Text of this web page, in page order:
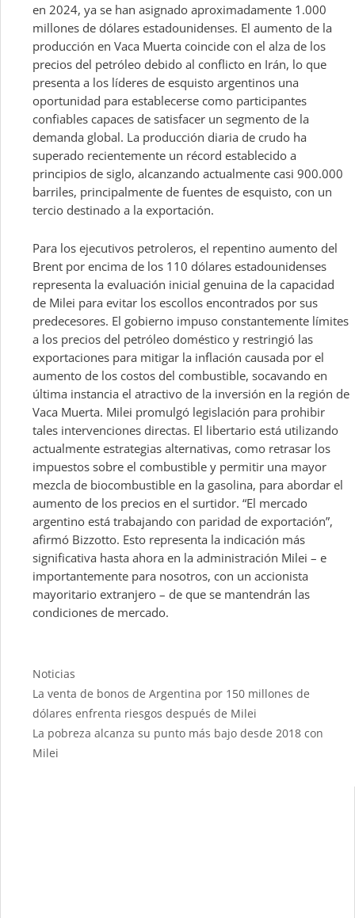
en 2024, ya se han asignado aproximadamente 1.000
millones de dólares estadounidenses. El aumento de la
producción en Vaca Muerta coincide con el alza de los
precios del petróleo debido al conflicto en Irán, lo que
presenta a los líderes de esquisto argentinos una
oportunidad para establecerse como participantes
confiables capaces de satisfacer un segmento de la
demanda global. La producción diaria de crudo ha
superado recientemente un récord establecido a
principios de siglo, alcanzando actualmente casi 900.000
barriles, principalmente de fuentes de esquisto, con un
tercio destinado a la exportación.
Para los ejecutivos petroleros, el repentino aumento del
Brent por encima de los 110 dólares estadounidenses
representa la evaluación inicial genuina de la capacidad
de Milei para evitar los escollos encontrados por sus
predecesores. El gobierno impuso constantemente límites
a los precios del petróleo doméstico y restringió las
exportaciones para mitigar la inflación causada por el
aumento de los costos del combustible, socavando en
última instancia el atractivo de la inversión en la región de
Vaca Muerta. Milei promulgó legislación para prohibir
tales intervenciones directas. El libertario está utilizando
actualmente estrategias alternativas, como retrasar los
impuestos sobre el combustible y permitir una mayor
mezcla de biocombustible en la gasolina, para abordar el
aumento de los precios en el surtidor. “El mercado
argentino está trabajando con paridad de exportación”,
afirmó Bizzotto. Esto representa la indicación más
significativa hasta ahora en la administración Milei – e
importantemente para nosotros, con un accionista
mayoritario extranjero – de que se mantendrán las
condiciones de mercado.
Categories
Noticias
La venta de bonos de Argentina por 150 millones de
dólares enfrenta riesgos después de Milei
La pobreza alcanza su punto más bajo desde 2018 con
Milei